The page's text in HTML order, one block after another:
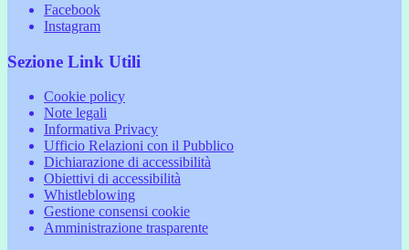
Facebook
Instagram
Sezione Link Utili
Cookie policy
Note legali
Informativa Privacy
Ufficio Relazioni con il Pubblico
Dichiarazione di accessibilità
Obiettivi di accessibilità
Whistleblowing
Gestione consensi cookie
Amministrazione trasparente